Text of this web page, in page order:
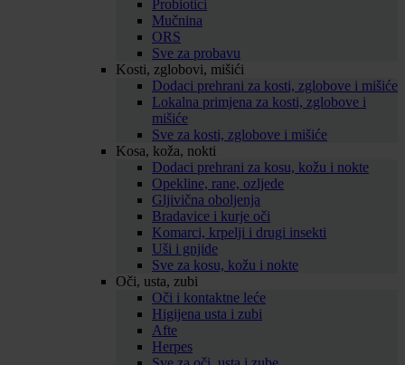
Probiotici
Mučnina
ORS
Sve za probavu
Kosti, zglobovi, mišići
Dodaci prehrani za kosti, zglobove i mišiće
Lokalna primjena za kosti, zglobove i
mišiće
Sve za kosti, zglobove i mišiće
Kosa, koža, nokti
Dodaci prehrani za kosu, kožu i nokte
Opekline, rane, ozljede
Gljivična oboljenja
Bradavice i kurje oči
Komarci, krpelji i drugi insekti
Uši i gnjide
Sve za kosu, kožu i nokte
Oči, usta, zubi
Oči i kontaktne leće
Higijena usta i zubi
Afte
Herpes